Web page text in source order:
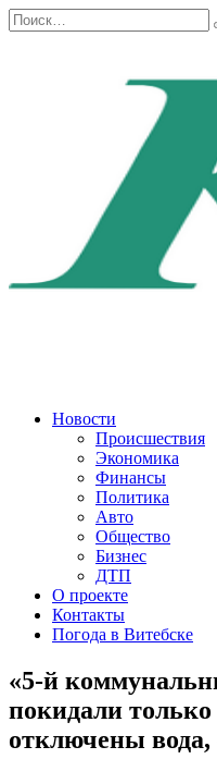
Перейти
к
Search
for:
Новости
Происшествия
Экономика
Финансы
Политика
Авто
Общество
Бизнес
ДТП
О проекте
Контакты
Погода в Витебске
«5-й
покидали
отключены вода,